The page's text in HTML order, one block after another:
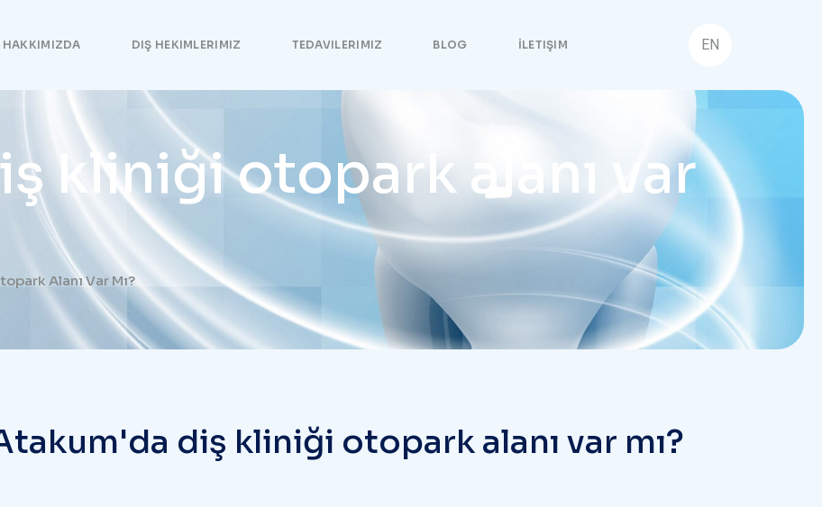
HAKKIMIZDA DIŞ HEKIMLERIMIZ TEDAVILERIMIZ BLOG İLETIŞIM EN
kliniği otopark alanı var
Alanı Var Mı?
takum'da diş kliniği otopark alanı var mı?